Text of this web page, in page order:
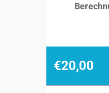
€20,00